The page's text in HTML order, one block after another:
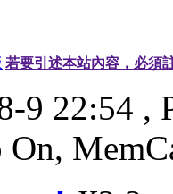
|若要引述本站內容，必須
9 22:54 ,